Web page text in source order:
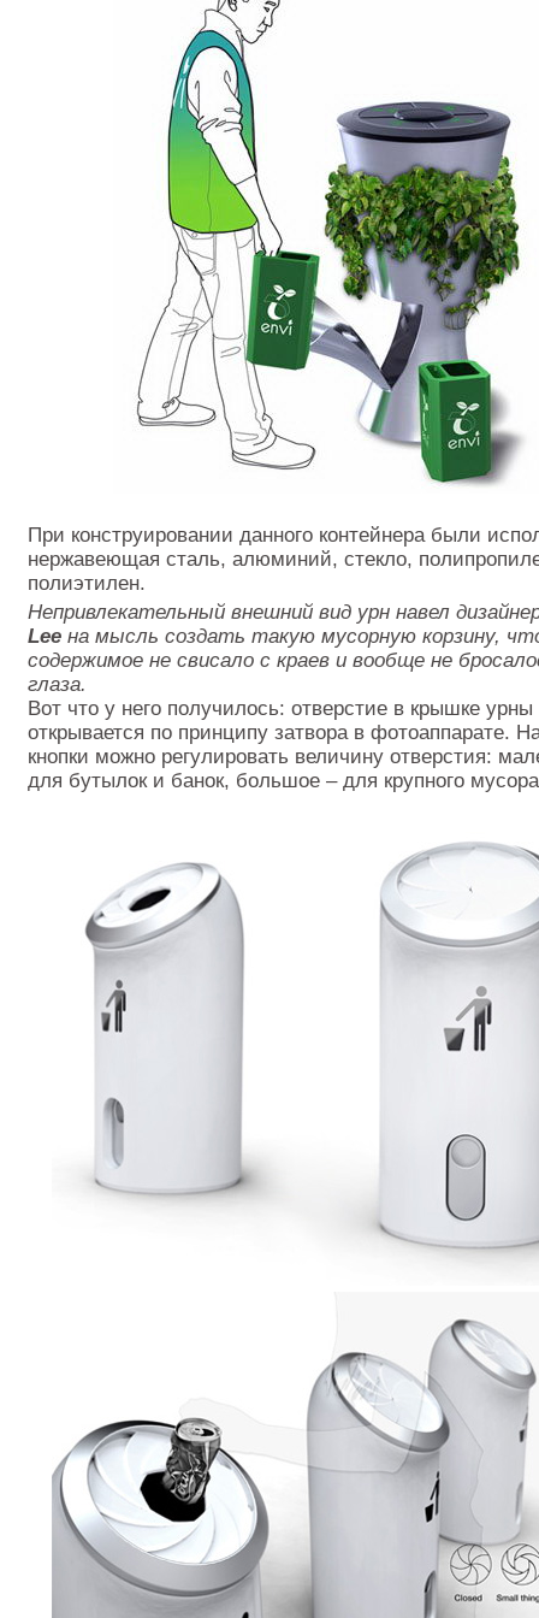
При конструировании данного контейнера были
нержавеющая сталь, алюминий, стекло,
полиэтилен.
Непривлекательный внешний вид урн навел
Lee на мысль создать такую мусорную корзину,
содержимое не свисало с краев и вообще не
глаза.
Вот что у него получилось: отверстие в крышке урны
открывается по принципу затвора в фотоаппарате.
кнопки можно регулировать величину отверстия:
для бутылок и банок, большое – для крупного